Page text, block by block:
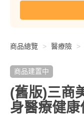
商品總覽 醫療險
商品建置中
(舊版)三商
身醫療健